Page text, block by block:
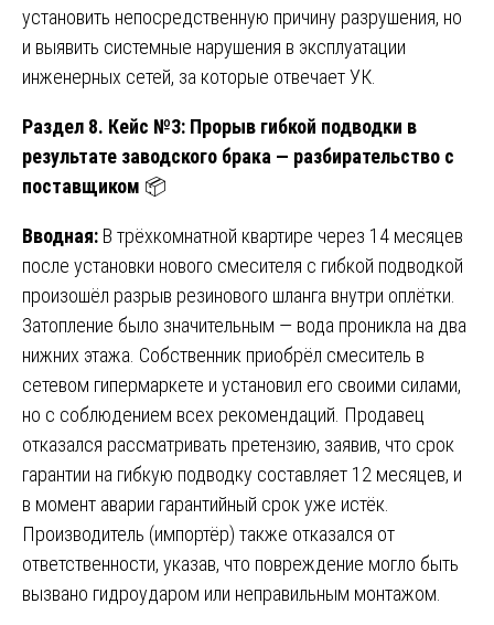
установить непосредственную причину разрушения, но
и выявить системные нарушения в эксплуатации
инженерных сетей, за которые отвечает УК.
Раздел 8. Кейс №3: Прорыв гибкой подводки в
результате заводского брака — разбирательство с
поставщиком 📦
Вводная: В трёхкомнатной квартире через 14 месяцев
после установки нового смесителя с гибкой подводкой
произошёл разрыв резинового шланга внутри оплётки.
Затопление было значительным — вода проникла на два
нижних этажа. Собственник приобрёл смеситель в
сетевом гипермаркете и установил его своими силами,
но с соблюдением всех рекомендаций. Продавец
отказался рассматривать претензию, заявив, что срок
гарантии на гибкую подводку составляет 12 месяцев, и
в момент аварии гарантийный срок уже истёк.
Производитель (импортёр) также отказался от
ответственности, указав, что повреждение могло быть
вызвано гидроударом или неправильным монтажом.